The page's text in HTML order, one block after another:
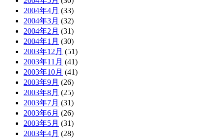
2004年4月 (33)
2004年3月 (32)
2004年2月 (31)
2004年1月 (30)
2003年12月 (51)
2003年11月 (41)
2003年10月 (41)
2003年9月 (26)
2003年8月 (25)
2003年7月 (31)
2003年6月 (26)
2003年5月 (31)
2003年4月 (28)